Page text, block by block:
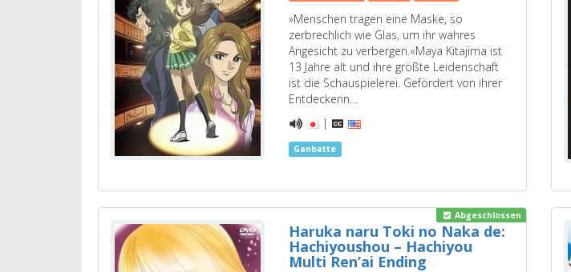
»Menschen tragen eine Maske, so
zerbrechlich wie Glas, um ihr wahres
Angesicht zu verbergen.«Maya Kitajima ist
13 Jahre alt und ihre größte Leidenschaft
ist die Schauspielerei. Gefördert von ihrer
Entdeckerin…
|
Ganbatte
Abgeschlossen
Haruka naru Toki no Naka de:
Hachiyoushou – Hachiyou
Multi Ren’ai Ending